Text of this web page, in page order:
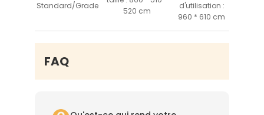
Standard/Grade
520 cm
d'utilisation :
960 * 610 cm
FAQ